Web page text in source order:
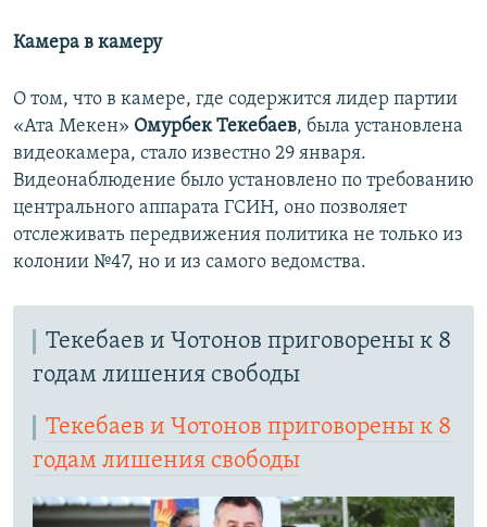
Камера в камеру
О том, что в камере, где содержится лидер партии
«Ата Мекен» Омурбек Текебаев, была установлена
видеокамера, стало известно 29 января.
Видеонаблюдение было установлено по требованию
центрального аппарата ГСИН, оно позволяет
отслеживать передвижения политика не только из
колонии №47, но и из самого ведомства.
Текебаев и Чотонов приговорены к 8
годам лишения свободы
Текебаев и Чотонов приговорены к 8
годам лишения свободы